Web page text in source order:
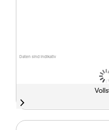
Daten sind indikativ